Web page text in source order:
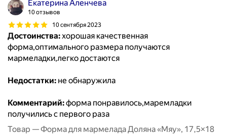
Екатерина Аленчева
10 отзывов
10 сентября 2023
Достоинства:хорошая качественная
форма,оптимального размера получаются
мармеладки,легко достаются
Недостатки: не обнаружила
Комментарий:форма понравилось,маремладки
получились с первого раза
Товар — Форма для мармелада Доляна «Мяу», 17,5×18